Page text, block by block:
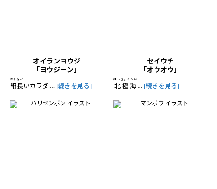
オイランヨウジ
「ヨウジーン」
細長
ほそなが
いカラダ … [続きを見る]
セイウチ
「オウオウ」
北極海
ほっきょくかい
… [続きを見る]